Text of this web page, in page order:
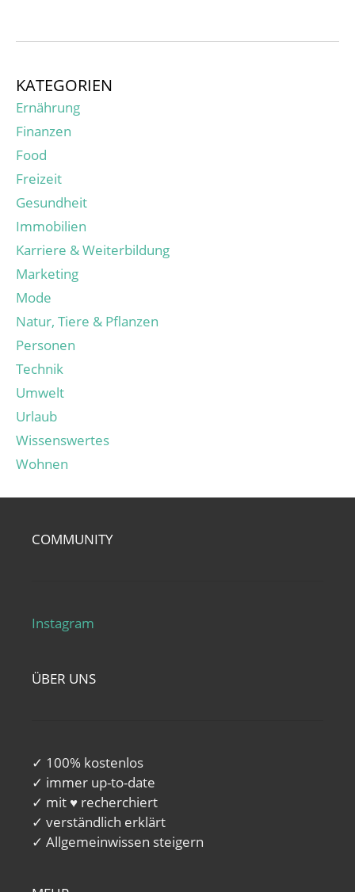
KATEGORIEN
Ernährung
Finanzen
Food
Freizeit
Gesundheit
Immobilien
Karriere & Weiterbildung
Marketing
Mode
Natur, Tiere & Pflanzen
Personen
Technik
Umwelt
Urlaub
Wissenswertes
Wohnen
COMMUNITY
Instagram
ÜBER UNS
✓ 100% kostenlos
✓ immer up-to-date
✓ mit ♥ recherchiert
✓ verständlich erklärt
✓ Allgemeinwissen steigern